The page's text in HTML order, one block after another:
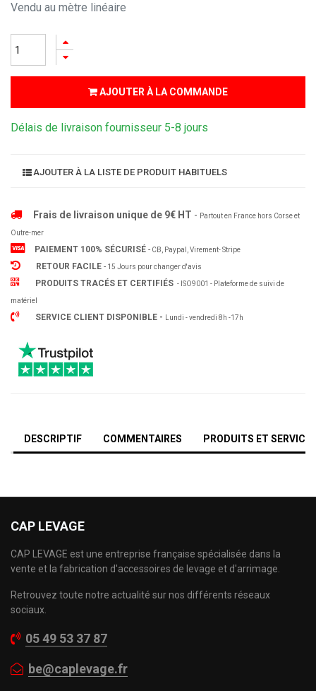
Vendu au mètre linéaire
AJOUTER À LA COMMANDE
Délais de livraison fournisseur 5-8 jours
AJOUTER À LA LISTE DE PRODUIT HABITUELS
Frais de livraison unique de 9€ HT - Partout en France hors Corse et
Outre-mer
PAIEMENT 100% SÉCURISÉ - CB, Paypal, Virement- Stripe
RETOUR FACILE - 15 Jours pour changer d'avis
PRODUITS TRACÉS ET CERTIFIÉS - ISO9001 - Plateforme de suivi de
matériel
SERVICE CLIENT DISPONIBLE - Lundi - vendredi 8h -17h
DESCRIPTIF COMMENTAIRES PRODUITS ET
CAP LEVAGE
CAP LEVAGE est une entreprise française spécialisée dans la
vente et la fabrication d'accessoires de levage et d'arrimage.
Retrouvez toute notre actualité sur nos différents réseaux
sociaux.
05 49 53 37 87
be@caplevage.fr